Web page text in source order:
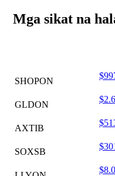
Mga sikat na
SHOPON
GLDON
AXTIB
SOXSB